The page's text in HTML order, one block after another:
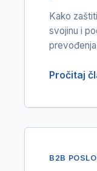
Kako
svojinu i
Pročitaj
B2B